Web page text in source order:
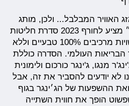
האוויר המבלבל... ולכן, מותג
התה והחליטות ״פומפדור״ מציע לחורף 2023 סדרת חליטות
צמחים בטעם ג'ינג'ר, העשויות מרכיבים 100% טבעיים וללא
העולמי. הסדרה כוללת
מנגו, ג'ינגר כורכום ולימונית
לא יודעים להסביר את זה, אבל
ההשפעות של הג׳ינגר בגוף
הופך את חווית השתייה